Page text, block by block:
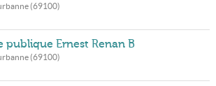
(69100)
publique Ernest Renan B
(69100)